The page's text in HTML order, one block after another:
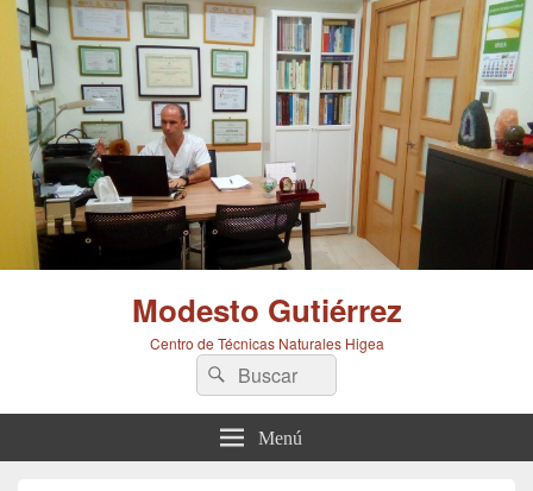
Modesto Gutiérrez
Centro de Técnicas Naturales Higea
Buscar
por:
Buscar
Menú